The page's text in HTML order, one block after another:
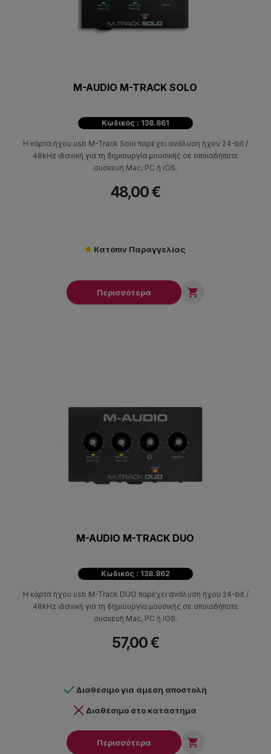
M-AUDIO M-TRACK SOLO
Κωδικός : 138.861
Η κάρτα ήχου usb M-Track Solo παρέχει ανάλυση ήχου 24-bit /
48kHz ιδανική για τη δημιουργία μουσικής σε οποιαδήποτε
συσκευή Mac, PC ή iOS.
48,00 €
Κατόπιν Παραγγελίας
Περισσότερα 
M-AUDIO M-TRACK DUO
Κωδικός : 138.862
Η κάρτα ήχου usb M-Track DUO παρέχει ανάλυση ήχου 24-bit /
48kHz ιδανική για τη δημιουργία μουσικής σε οποιαδήποτε
συσκευή Mac, PC ή iOS.
57,00 €
Διαθέσιμο για άμεση αποστολή
Διαθέσιμο στο κατάστημα
Περισσότερα 